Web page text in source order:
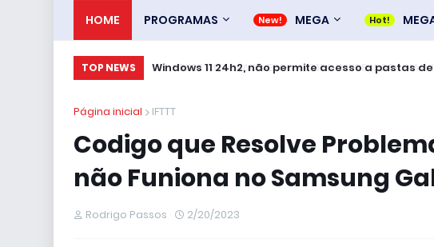
HOME PROGRAMAS MEGA
TOP NEWS Windows 11 24h2, não permite acesso a pastas
Página inicial IFTTT
Codigo que Resolve
não Funiona no Samsung
Rodrigo Passos 2/20/2023